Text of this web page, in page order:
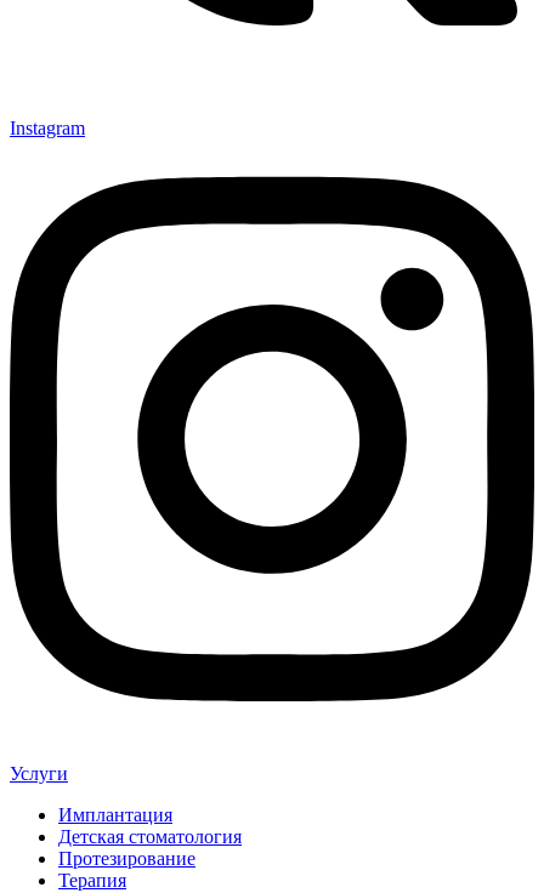
Instagram
Услуги
Имплантация
Детская стоматология
Протезирование
Терапия